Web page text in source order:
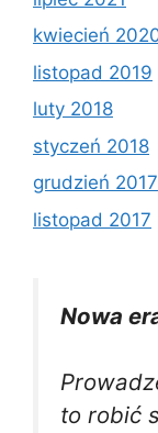
kwiecień
listopad 2019
luty 2018
styczeń 2018
grudzień 2017
listopad 2017
Nowa
to robić